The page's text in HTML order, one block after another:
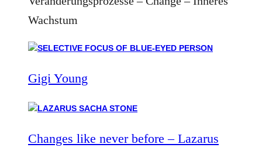
Wachstum
Gigi Young
Changes like never before – Lazarus